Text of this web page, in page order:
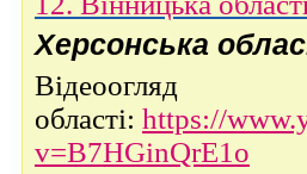
Херсонська
Відеоогляд
області: https://
v=B7HGinQrE1o